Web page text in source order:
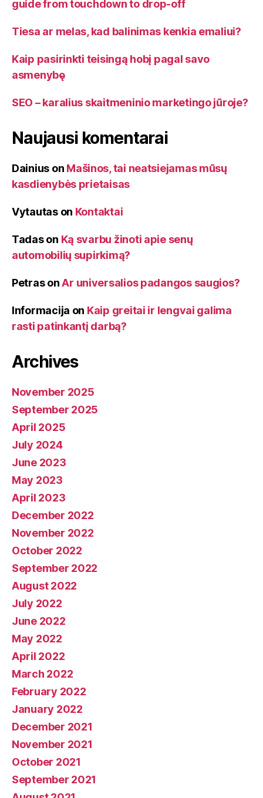
guide from touchdown to drop-off
Tiesa ar melas, kad balinimas kenkia emaliui?
Kaip pasirinkti teisingą hobį pagal savo
asmenybę
SEO – karalius skaitmeninio marketingo jūroje?
Naujausi komentarai
Dainius on Mašinos, tai neatsiejamas mūsų
kasdienybės prietaisas
Vytautason Kontaktai
Tadason Ką svarbu žinoti apie senų
automobilių supirkimą?
PetrasonAr universalios padangos saugios?
Informacija on Kaip greitai ir lengvai galima
rasti patinkantį darbą?
Archives
November 2025
September 2025
April 2025
July 2024
June 2023
May 2023
April 2023
December 2022
November 2022
October 2022
September 2022
August 2022
July 2022
June 2022
May 2022
April 2022
March 2022
February 2022
January 2022
December 2021
November 2021
October 2021
September 2021